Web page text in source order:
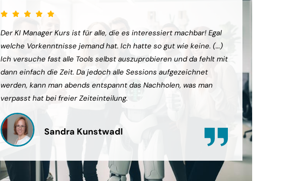
Der KI Manager Kurs ist für alle, die es interessiert machbar! Egal
welche Vorkenntnisse jemand hat. Ich hatte so gut wie keine. (...)
Ich versuche fast alle Tools selbst auszuprobieren und da fehlt mit
dann einfach die Zeit. Da jedoch alle Sessions aufgezeichnet
werden, kann man abends entspannt das Nachholen, was man
verpasst hat bei freier Zeiteinteilung.
Sandra Kunstwadl